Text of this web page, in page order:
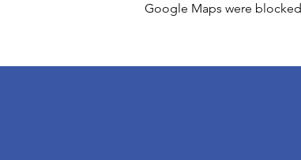
Google Maps were